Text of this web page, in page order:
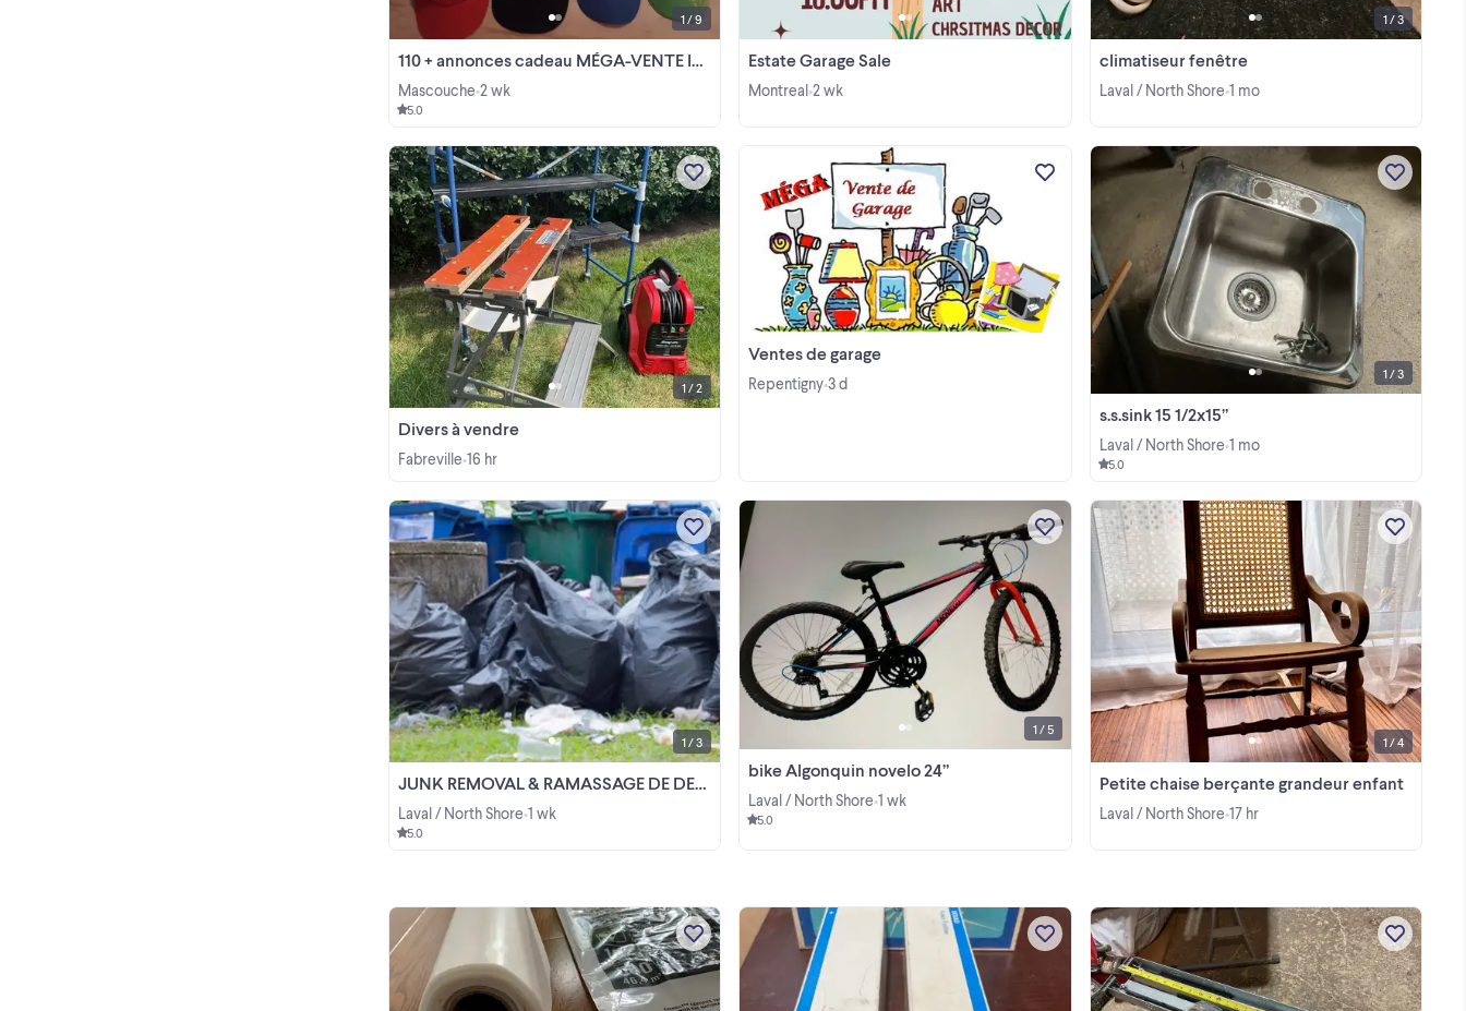
110 + annonces cadeau MÉGA-VENTE INTÉRIEUR tous JUIN 2026
Mascouche•2 wk
5.0
1 / 9
Estate Garage Sale
Montreal•2 wk
climatiseur fenêtre
Laval / North Shore•1 mo
1 / 3
Divers à vendre
Fabreville•16 hr
Échafaudage prix 60. Nettoyeur à
pression. 50. Banc de travail pliable 25.
View more
1 / 2
Ventes de garage
Repentigny•3 d
Voir annonces!
s.s.sink 15 1/2x15”
Laval / North Shore•1 mo
5.0
1 / 3
JUNK REMOVAL & RAMASSAGE DE DEBRIS
Laval / North Shore•1 wk
5.0
250.00 Junk Removal- Ramassage de
debris ! In Laval Quick and fast service!
Dumpster service available..
Demolition , Metal, Furniture, Wood,
Construction material! And much
more! 514/802/7888 $250 ...
View more
1 / 3
bike Algonquin novelo 24”
Laval / North Shore•1 wk
5.0
Like new, very lightly used $. 60
View more
1 / 5
Petite chaise berçante grandeur enfant
Laval / North Shore•17 hr
1 / 4